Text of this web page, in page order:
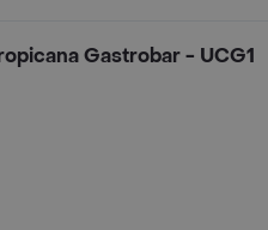
Gastrobar - UCG1